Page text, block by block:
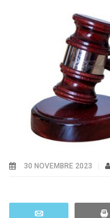
30 NOVEMBRE 2023